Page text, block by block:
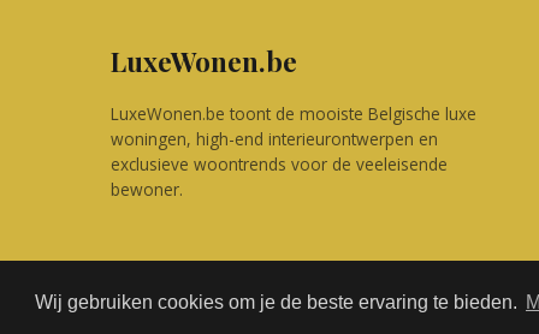
Wij gebruiken cookies om je de beste ervaring te bieden.
LuxeWonen.be
LuxeWonen.be toont de mooiste Belgische luxe
woningen, high-end interieurontwerpen en
exclusieve woontrends voor de veeleisende
bewoner.